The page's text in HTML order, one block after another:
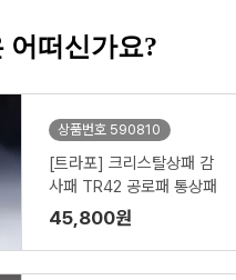
어떠신가요?
상품번호 590810
[트라포] 크리스탈상패 감
사패 TR42 공로패 통상패
45,800원